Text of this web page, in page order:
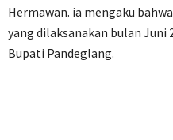
Hermawan. ia mengaku
yang dilaksanakan bulan Juni
Bupati Pandeglang.